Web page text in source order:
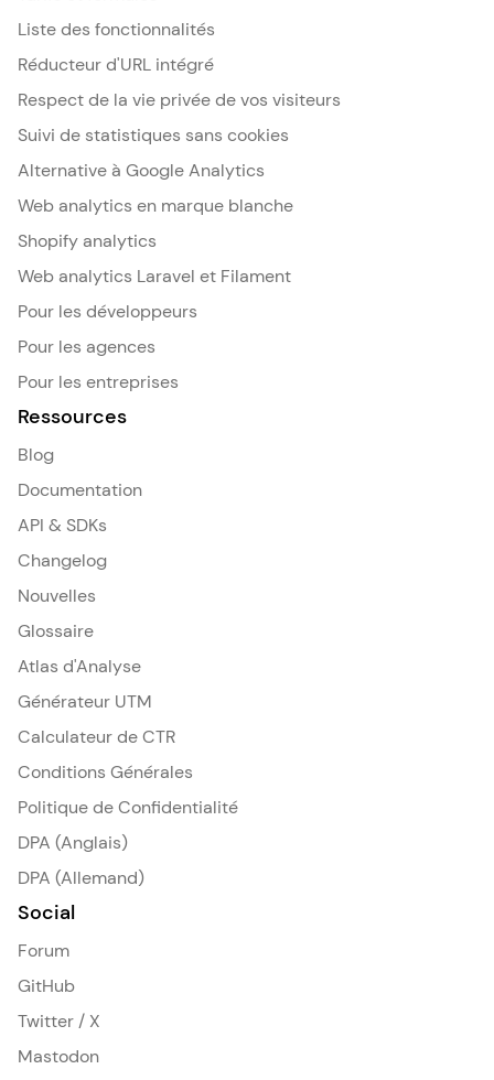
Liste des fonctionnalités
Réducteur d'URL intégré
Respect de la vie privée de vos visiteurs
Suivi de statistiques sans cookies
Alternative à Google Analytics
Web analytics en marque blanche
Shopify analytics
Web analytics Laravel et Filament
Pour les développeurs
Pour les agences
Pour les entreprises
Ressources
Blog
Documentation
API & SDKs
Changelog
Nouvelles
Glossaire
Atlas d'Analyse
Générateur UTM
Calculateur de CTR
Conditions Générales
Politique de Confidentialité
DPA (Anglais)
DPA (Allemand)
Social
Forum
GitHub
Twitter / X
Mastodon